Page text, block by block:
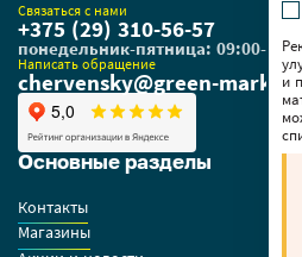
Основные разделы
Контакты
Магазины
Связаться с нами
+375 (29) 310-56-57
понедельник-пятница: 09:00-
Написать обращение
chervensky@green-
и